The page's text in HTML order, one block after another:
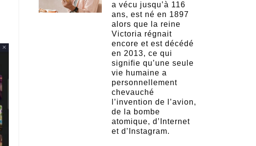
a vécu jusqu’à 116
ans, est né en 1897
alors que la reine
Victoria régnait
encore et est décédé
en 2013, ce qui
signifie qu’une seule
vie humaine a
personnellement
chevauché
l’invention de l’avion,
de la bombe
atomique, d’Internet
et d’Instagram.